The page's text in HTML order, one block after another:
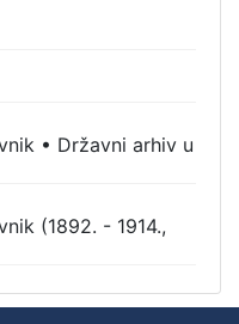
• Državni arhiv u
(1892. - 1914.,